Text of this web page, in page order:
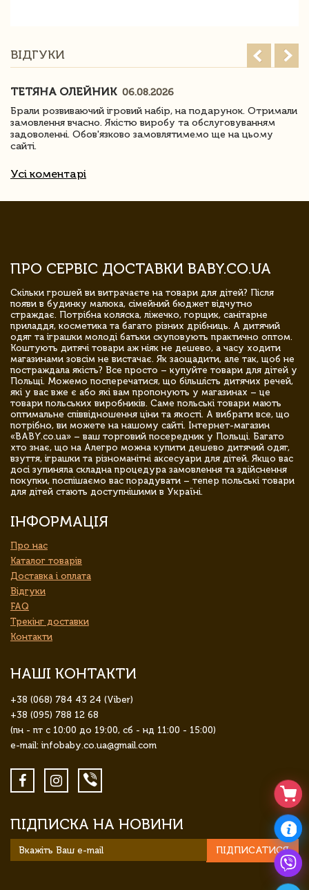
ВІДГУКИ
ТЕТЯНА ОЛЕЙНИК 06.08.2026
Брали розвиваючий ігровий набір, на подарунок. Отримали
замовлення вчасно. Якістю виробу та обслуговуванням
задоволенні. Обов'язково замовлятимемо ще на цьому
сайті.
Усі коментарі
ПРО СЕРВІС ДОСТАВКИ BABY.CO.UA
Скільки грошей ви витрачаєте на товари для дітей? Після
появи в будинку малюка, сімейний бюджет відчутно
страждає. Потрібна коляска, ліжечко, горщик, санітарне
приладдя, косметика та багато різних дрібниць. А дитячий
одяг та іграшки молоді батьки скуповують практично оптом.
Коштують дитячі товари аж ніяк не дешево, а часу ходити
магазинами зовсім не вистачає. Як заощадити, але так, щоб не
постраждала якість? Все просто – купуйте товари для дітей у
Польщі. Можемо посперечатися, що більшість дитячих речей,
які у вас вже є або які вам пропонують у магазинах – це
товари польських виробників. Саме польські товари мають
оптимальне співвідношення ціни та якості. А вибрати все, що
потрібно, ви можете на нашому сайті. Інтернет-магазин
«BABY.co.ua» – ваш торговий посередник у Польщі. Багато
хто знає, що на Алегро можна купити дешево дитячий одяг,
взуття, іграшки та різноманітні аксесуари для дітей. Якщо вас
досі зупиняла складна процедура замовлення та здійснення
покупки, поспішаємо вас порадувати – тепер польські товари
для дітей стають доступнішими в Україні.
ІНФОРМАЦІЯ
Про нас
Каталог товарів
Доставка і оплата
Відгуки
FAQ
Трекінг доставки
Контакти
НАШІ КОНТАКТИ
+38 (068) 784 43 24 (Viber)
+38 (095) 788 12 68
(пн - пт с 10:00 до 19:00, сб - нд 11:00 - 15:00)
e-mail: infobaby.co.ua@gmail.com
ПІДПИСКА НА НОВИНИ
ПІДПИСАТИСЯ